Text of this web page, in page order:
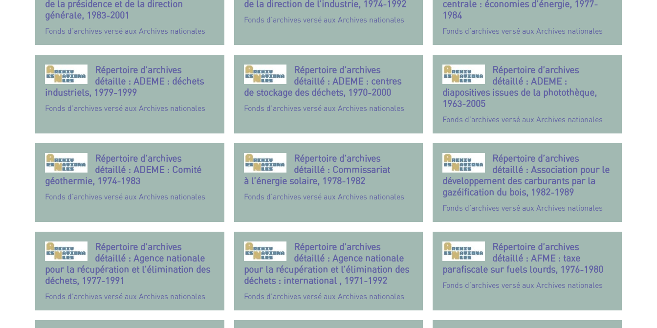
de la présidence et de la direction
générale, 1983-2001
Fonds d’archives versé aux Archives nationales
de la direction de l’industrie, 1974-1992
Fonds d’archives versé aux Archives nationales
centrale : économies d’énergie, 1977-
1984
Fonds d’archives versé aux Archives nationales
Répertoire d’archives
détaille : ADEME : déchets
industriels, 1979-1999
Fonds d’archives versé aux Archives nationales
Répertoire d’archives
détaillé : ADEME : centres
de stockage des déchets, 1970-2000
Fonds d’archives versé aux Archives nationales
Répertoire d’archives
détaillé : ADEME :
diapositives issues de la photothèque,
1963-2005
Fonds d’archives versé aux Archives nationales
Répertoire d’archives
détaillé : ADEME : Comité
géothermie, 1974-1983
Fonds d’archives versé aux Archives nationales
Répertoire d’archives
détaillé : Commissariat
à l’énergie solaire, 1978-1982
Fonds d’archives versé aux Archives nationales
Répertoire d’archives
détaillé : Association pour le
développement des carburants par la
gazéification du bois, 1982-1989
Fonds d’archives versé aux Archives nationales
Répertoire d’archives
détaillé : Agence nationale
pour la récupération et l’élimination des
déchets, 1977-1991
Fonds d’archives versé aux Archives nationales
Répertoire d’archives
détaillé : Agence nationale
pour la récupération et l’élimination des
déchets : international , 1971-1992
Fonds d’archives versé aux Archives nationales
Répertoire d’archives
détaillé : AFME : taxe
parafiscale sur fuels lourds, 1976-1980
Fonds d’archives versé aux Archives nationales